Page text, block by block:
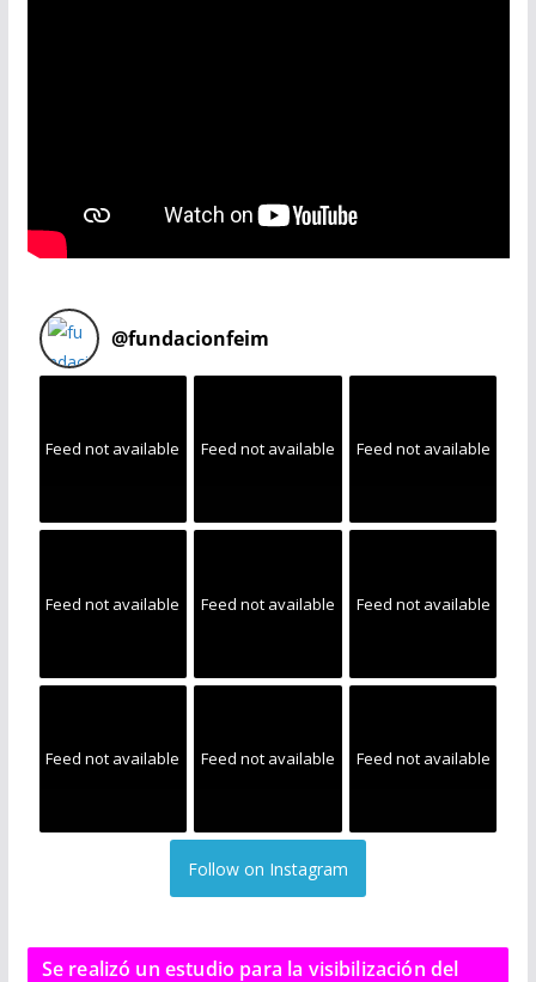
@fundacionfeim
Feed not available Feed not available Feed not available
Feed not available Feed not available Feed not available
Feed not available Feed not available Feed not available
Follow on Instagram
Se realizó un estudio para la visibilización del